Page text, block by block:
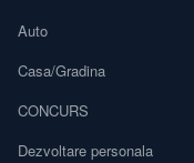
Auto
Casa/Gradina
CONCURS
Dezvoltare personala